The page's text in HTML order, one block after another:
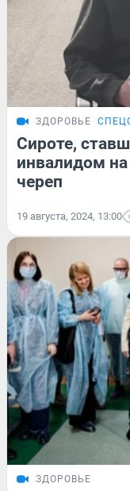
ЗДОРОВЬЕ
Сироте,
инвалидом
череп
19 августа, 2024, 13:00
ЗДОРОВЬЕ